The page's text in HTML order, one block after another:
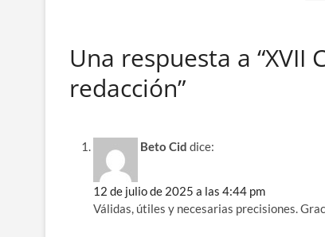
Una respuesta a “XVII
redacción”
Beto Cid dice:
12 de julio de 2025 a las 4:44 pm
Válidas, útiles y necesarias precisiones.